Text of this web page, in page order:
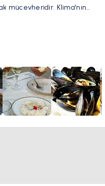
mücevheridir. Klima'nın
bir uçurumun üzerinde yer
sunar. Astakas'a
ve ahşap vurguların
yarattığı sıcak ve davetkar
teras, adanın çarpıcı doğal
yolculuğa dalmak
Astakas, yerel malzemeler
ustaca hazırlanan taze
Leziz ıstakoz ve